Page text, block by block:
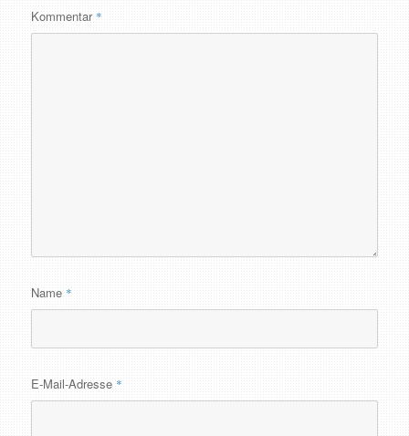
Kommentar *
Name *
E-Mail-Adresse *